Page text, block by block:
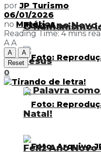
Feliz Ano Novo
A Palavra
Natal!
O humanismo
Jesus
Feliz Ano Novo
por JP Turismo
06/01/2026
no Matérias
Reading Time: 4 mins
A A
A
A
Reset
0